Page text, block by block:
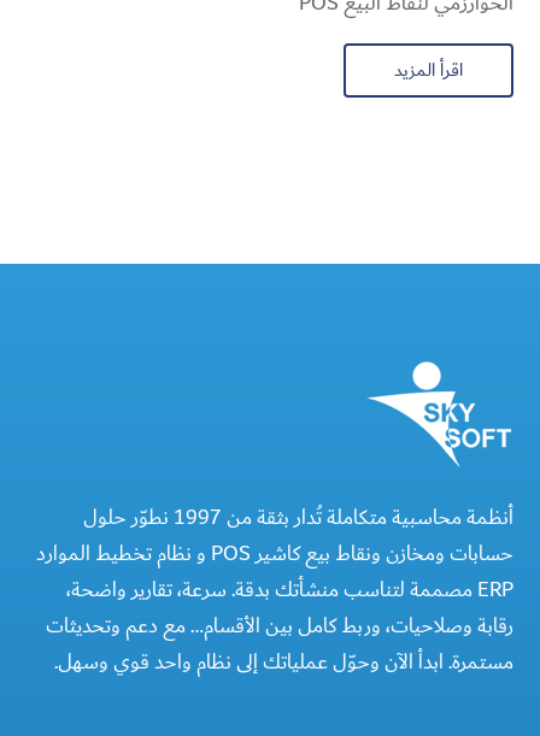
اقرأ المزيد
أنظمة محاسبية متكاملة تُدار بثقة من 1997 نطوّر حلول
حسابات ومخازن ونقاط بيع كاشير POS و نظام تخطيط الموارد
ERP مصممة لتناسب منشأتك بدقة. سرعة، تقارير واضحة،
رقابة وصلاحيات، وربط كامل بين الأقسام… مع دعم وتحديثات
مستمرة. ابدأ الآن وحوّل عملياتك إلى نظام واحد قوي وسهل.